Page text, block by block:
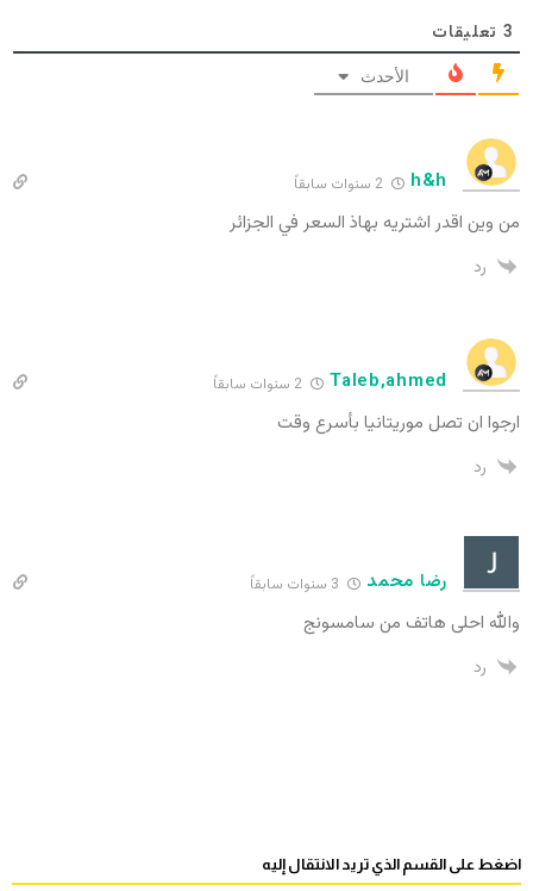
3 تعليقات
الأحدث
h&h 2 سنوات سابقاً
من وين اقدر اشتريه بهاذ السعر في الجزائر
رد
Taleb,ahmed
ارجوا ان تصل موريتانيا بأسرع وقت
رد
رضا محمد
والله احلى هاتف من سامسونج
رد
اضغط على القسم الذي تريد الانتقال إليه